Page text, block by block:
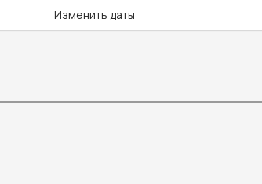
Изменить даты